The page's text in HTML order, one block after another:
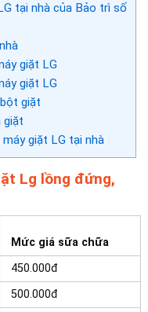
tại nhà của Bảo trì số
giặt LG
giặt LG
giặt
giặt
giặt LG tại nhà
Lg lồng đứng,
Mức giá sữa chữa
450.000đ
500.000đ